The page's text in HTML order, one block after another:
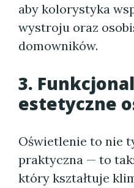
aby kolorystyka
wystroju oraz
domowników.
3.
estetyczne
Oświetlenie to nie
praktyczna — to
który kształtuje